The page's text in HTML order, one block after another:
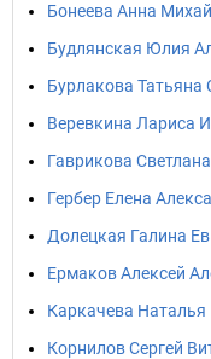
Бонеева Анна
Будлянская Юлия
Бурлакова Татьяна
Веревкина Лариса
Гаврикова
Гербер Елена
Долецкая Галина
Ермаков Алексей
Каркачева Наталья
Корнилов Сергей